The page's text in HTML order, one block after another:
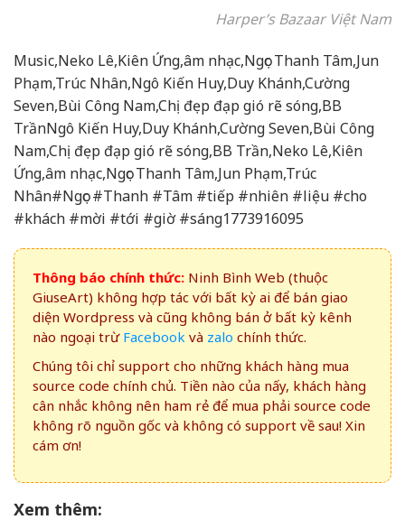
Harper’s Bazaar Việt Nam
Music,Neko Lê,Kiên Ứng,âm nhạc,Ngọc Thanh Tâm,Jun
Phạm,Trúc Nhân,Ngô Kiến Huy,Duy Khánh,Cường
Seven,Bùi Công Nam,Chị đẹp đạp gió rẽ sóng,BB
TrầnNgô Kiến Huy,Duy Khánh,Cường Seven,Bùi Công
Nam,Chị đẹp đạp gió rẽ sóng,BB Trần,Neko Lê,Kiên
Ứng,âm nhạc,Ngọc Thanh Tâm,Jun Phạm,Trúc
Nhân#Ngọc #Thanh #Tâm #tiếp #nhiên #liệu #cho
#khách #mời #tới #giờ #sáng1773916095
Thông báo chính thức: Ninh Bình Web (thuộc
GiuseArt) không hợp tác với bất kỳ ai để bán giao
diện Wordpress và cũng không bán ở bất kỳ kênh
nào ngoại trừ Facebook và zalo chính thức.
Chúng tôi chỉ support cho những khách hàng mua
source code chính chủ. Tiền nào của nấy, khách hàng
cân nhắc không nên ham rẻ để mua phải source code
không rõ nguồn gốc và không có support về sau! Xin
cám ơn!
Xem thêm: